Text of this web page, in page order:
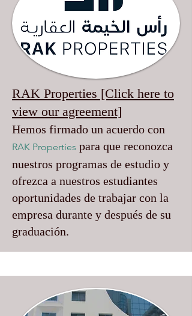
RAK Properties [Click here to
view our agreement]
Hemos firmado un acuerdo con
RAK Properties para que reconozca
nuestros programas de estudio y
ofrezca a nuestros estudiantes
oportunidades de trabajar con la
empresa durante y después de su
graduación.